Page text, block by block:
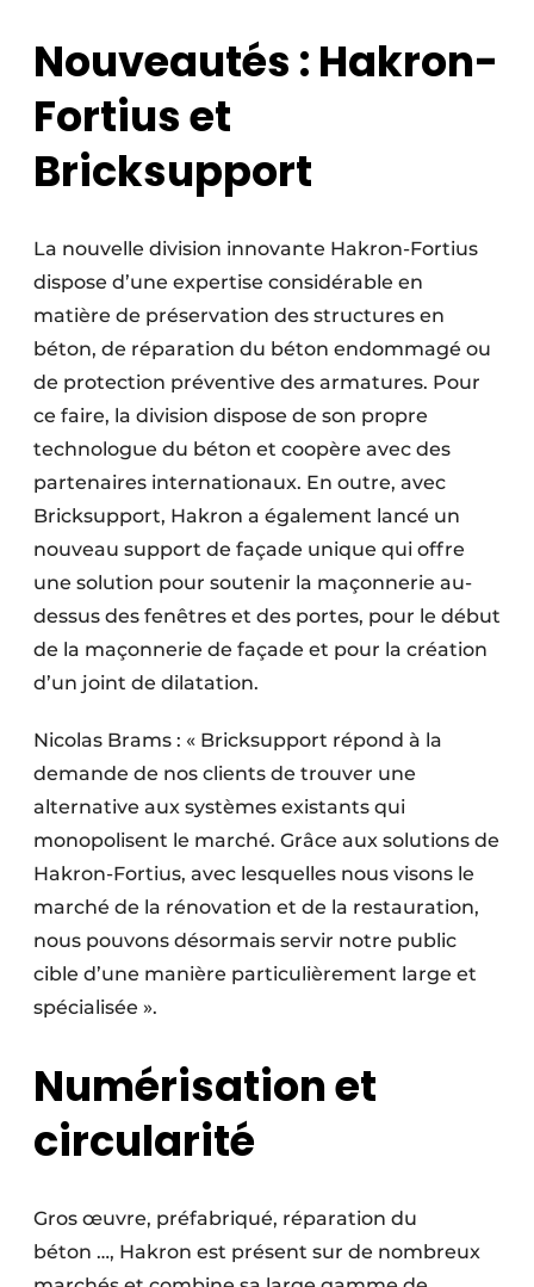
Nouveautés : Hakron-
Fortius et
Bricksupport
La nouvelle division innovante Hakron-Fortius
dispose d’une expertise considérable en
matière de préservation des structures en
béton, de réparation du béton endommagé ou
de protection préventive des armatures. Pour
ce faire, la division dispose de son propre
technologue du béton et coopère avec des
partenaires internationaux. En outre, avec
Bricksupport, Hakron a également lancé un
nouveau support de façade unique qui offre
une solution pour soutenir la maçonnerie au-
dessus des fenêtres et des portes, pour le début
de la maçonnerie de façade et pour la création
d’un joint de dilatation.
Nicolas Brams : « Bricksupport répond à la
demande de nos clients de trouver une
alternative aux systèmes existants qui
monopolisent le marché. Grâce aux solutions de
Hakron-Fortius, avec lesquelles nous visons le
marché de la rénovation et de la restauration,
nous pouvons désormais servir notre public
cible d’une manière particulièrement large et
spécialisée ».
Numérisation et
circularité
Gros œuvre, préfabriqué, réparation du
béton …, Hakron est présent sur de nombreux